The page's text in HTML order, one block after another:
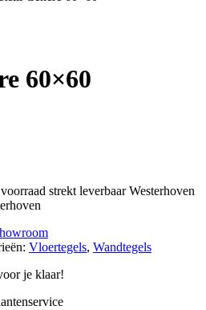
60×60
strekt leverbaar Westerhoven
Vloertegels, Wandtegels
je klaar!